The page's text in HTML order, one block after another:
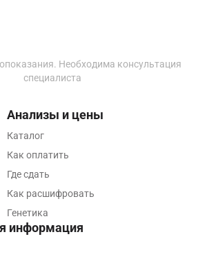
Необходима консультация
специалиста
Анализы и цены
Каталог
Как оплатить
Где сдать
Как расшифровать
Генетика
информация